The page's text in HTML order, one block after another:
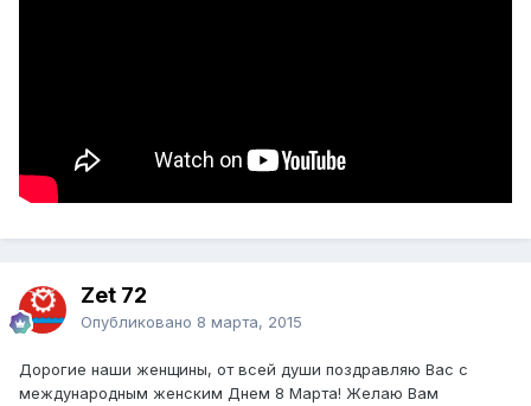
Zet 72
Опубликовано 8 марта, 2015
Дорогие наши женщины, от всей души поздравляю Вас с
международным женским Днем 8 Марта! Желаю Вам